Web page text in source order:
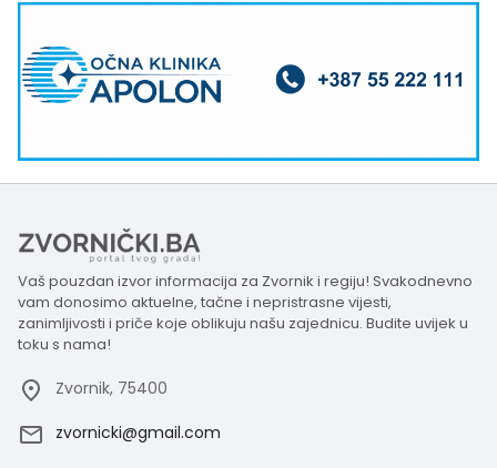
Vaš pouzdan izvor informacija za Zvornik i regiju! Svakodnevno
vam donosimo aktuelne, tačne i nepristrasne vijesti,
zanimljivosti i priče koje oblikuju našu zajednicu. Budite uvijek u
toku s nama!
Zvornik, 75400
zvornicki@gmail.com